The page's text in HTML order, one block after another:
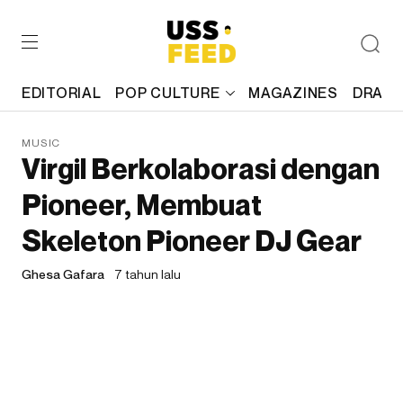
EDITORIAL POP CULTURE MAGAZINES
MUSIC
Virgil Berkolaborasi dengan
Pioneer, Membuat
Skeleton Pioneer DJ Gear
Ghesa Gafara 7 tahun lalu